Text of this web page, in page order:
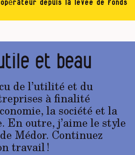
depuis la levée de fonds
et beau
de l’utilité et du
à finalité
la société et la
En outre, j’aime le style
Médor. Continuez
travail !